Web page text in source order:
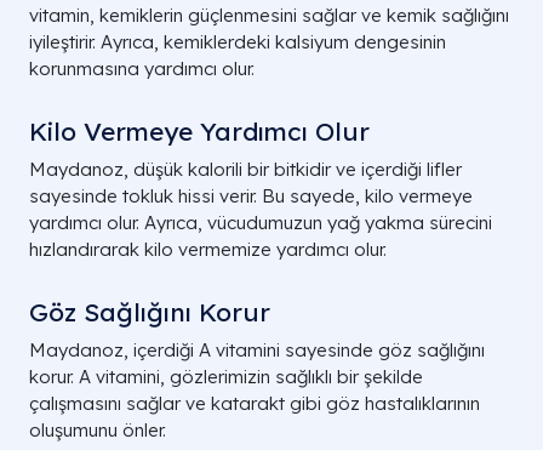
vitamin, kemiklerin güçlenmesini sağlar ve kemik sağlığını
iyileştirir. Ayrıca, kemiklerdeki kalsiyum dengesinin
korunmasına yardımcı olur.
Kilo Vermeye Yardımcı Olur
Maydanoz, düşük kalorili bir bitkidir ve içerdiği lifler
sayesinde tokluk hissi verir. Bu sayede, kilo vermeye
yardımcı olur. Ayrıca, vücudumuzun yağ yakma sürecini
hızlandırarak kilo vermemize yardımcı olur.
Göz Sağlığını Korur
Maydanoz, içerdiği A vitamini sayesinde göz sağlığını
korur. A vitamini, gözlerimizin sağlıklı bir şekilde
çalışmasını sağlar ve katarakt gibi göz hastalıklarının
oluşumunu önler.